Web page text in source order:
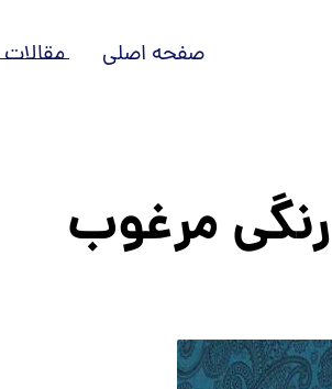
صفحه اصلی مقالات
رنگی مرغوب